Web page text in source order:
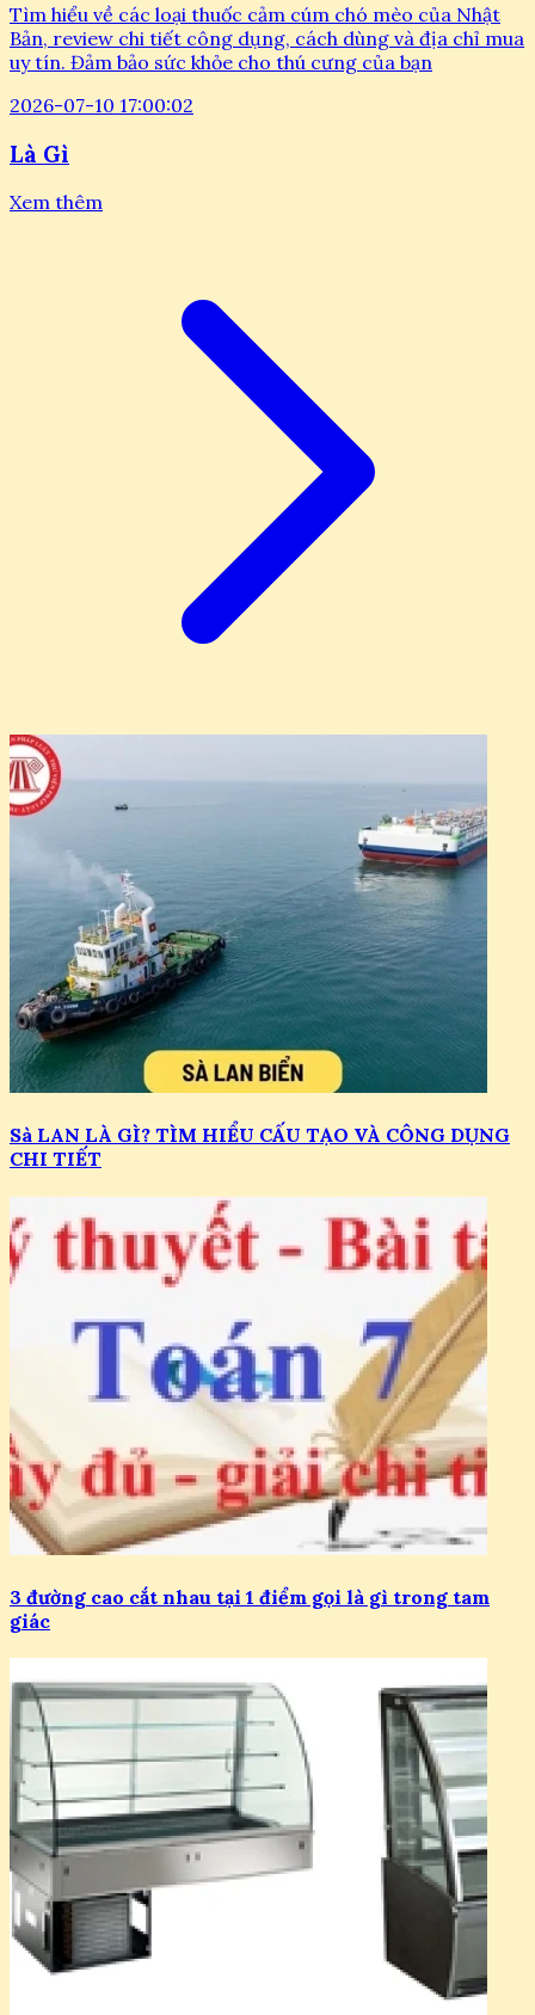
Tìm hiểu về các loại thuốc cảm cúm chó mèo của Nhật
Bản, review chi tiết công dụng, cách dùng và địa chỉ mua
uy tín. Đảm bảo sức khỏe cho thú cưng của bạn
2026-07-10 17:00:02
Là Gì
Xem thêm
Sà LAN LÀ GÌ? TÌM HIỂU CẤU TẠO VÀ CÔNG DỤNG
CHI TIẾT
3 đường cao cắt nhau tại 1 điểm gọi là gì trong tam
giác